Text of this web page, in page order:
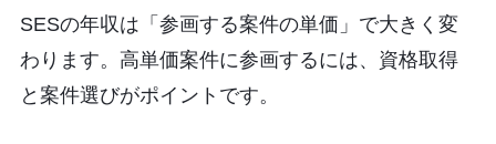
SESの年収は「参画する案件の単価」で大きく変
わります。高単価案件に参画するには、資格取得
と案件選びがポイントです。